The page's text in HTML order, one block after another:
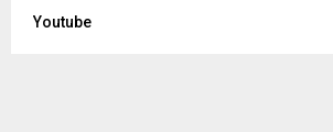
Youtube